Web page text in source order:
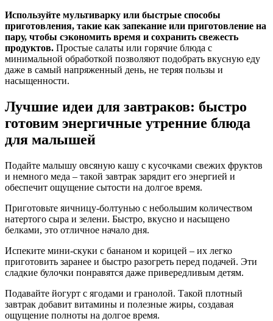
Используйте мультиварку или быстрые способы
приготовления, такие как запекание или приготовление на
пару, чтобы сэкономить время и сохранить свежесть
продуктов. Простые салаты или горячие блюда с
минимальной обработкой позволяют подобрать вкусную еду
даже в самый напряженный день, не теряя пользы и
насыщенности.
Лучшие идеи для завтраков: быстро
готовим энергичные утренние блюда
для малышей
Подайте малышу овсяную кашу с кусочками свежих фруктов
и немного меда – такой завтрак зарядит его энергией и
обеспечит ощущение сытости на долгое время.
Приготовьте яичницу-болтунью с небольшим количеством
натертого сыра и зелени. Быстро, вкусно и насыщено
белками, это отличное начало дня.
Испеките мини-скуки с бананом и корицей – их легко
приготовить заранее и быстро разогреть перед подачей. Эти
сладкие булочки понравятся даже привередливым детям.
Подавайте йогурт с ягодами и гранолой. Такой плотный
завтрак добавит витамины и полезные жиры, создавая
ощущение полноты на долгое время.